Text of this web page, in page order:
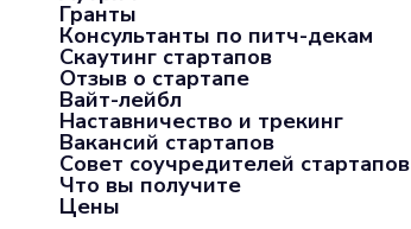
Гранты
Консультанты по питч-декам
Скаутинг стартапов
Отзыв о стартапе
Вайт-лейбл
Наставничество и трекинг
Вакансий стартапов
Совет соучредителей стартапов
Что вы получите
Цены